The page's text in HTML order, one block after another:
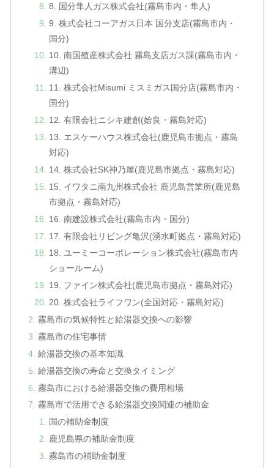
8. 国分隼人ガス株式会社(霧島市内・隼人)
9. 株式会社コーアガス日本 国分支店(霧島市内・
国分)
10. 南国殖産株式会社 霧島支店ガス課(霧島市内・
溝辺)
11. 株式会社Misumi ミスミガス国分店(霧島市内・
国分)
12. 有限会社ニシキ建創(姶良・霧島対応)
13. エスケーハウス株式会社(鹿児島市拠点・霧島
対応)
14. 株式会社SK神乃屋(鹿児島市拠点・霧島対応)
15. イワタニ南九州株式会社 鹿児島営業所(鹿児島
市拠点・霧島対応)
16. 南建設株式会社(霧島市内・国分)
17. 有限会社リビング亀沢(湧水町拠点・霧島対応)
18. ユーミーコーポレーション株式会社(霧島市内
ショールーム)
19. ファイン株式会社(鹿児島市拠点・霧島対応)
20. 株式会社ライフワン(全国対応・霧島対応)
霧島市の気候特性と給湯器交換への影響
霧島市の住宅事情
給湯器交換の基本知識
給湯器交換の寿命と交換タイミング
霧島市における給湯器交換の費用相場
霧島市で活用できる給湯器交換関連の補助金
国の補助金制度
鹿児島県の補助金制度
霧島市の補助金制度